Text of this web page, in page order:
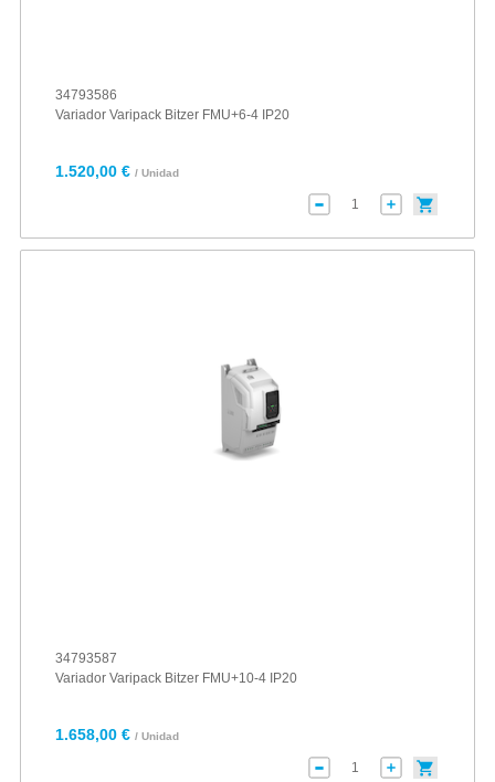
34793586
Variador Varipack Bitzer FMU+6-4 IP20
1.520,00 € / Unidad
34793587
Variador Varipack Bitzer FMU+10-4 IP20
1.658,00 € / Unidad